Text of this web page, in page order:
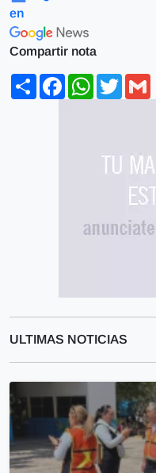
en
Compartir nota
ShareFacebookWhatsApp
Twitter
ULTIMAS NOTICIAS